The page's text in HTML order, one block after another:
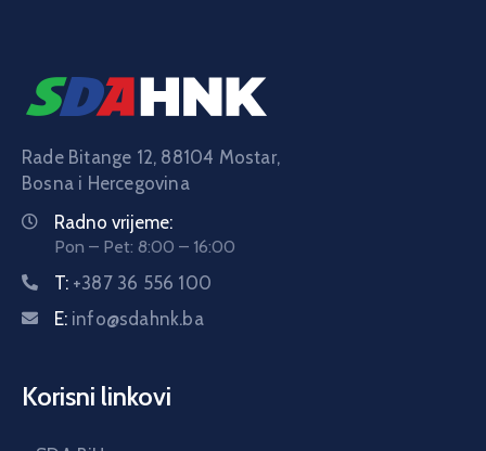
Rade Bitange 12, 88104 Mostar,
Bosna i Hercegovina
Radno vrijeme:
Pon – Pet: 8:00 – 16:00
T: +387 36 556 100
E: info@sdahnk.ba
Korisni linkovi